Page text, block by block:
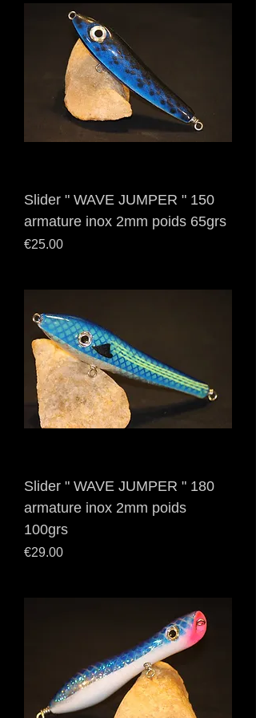
Slider " WAVE JUMPER " 150
armature inox 2mm poids 65grs
Price
€25.00
Slider " WAVE JUMPER " 180
armature inox 2mm poids
100grs
Price
€29.00